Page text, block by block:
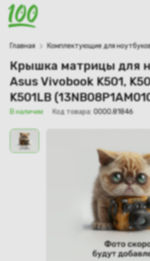
Главная Комплектующие для
Крышка матрицы для
Asus Vivobook K501,
K501LB
В наличии Код товара: 0000.81846